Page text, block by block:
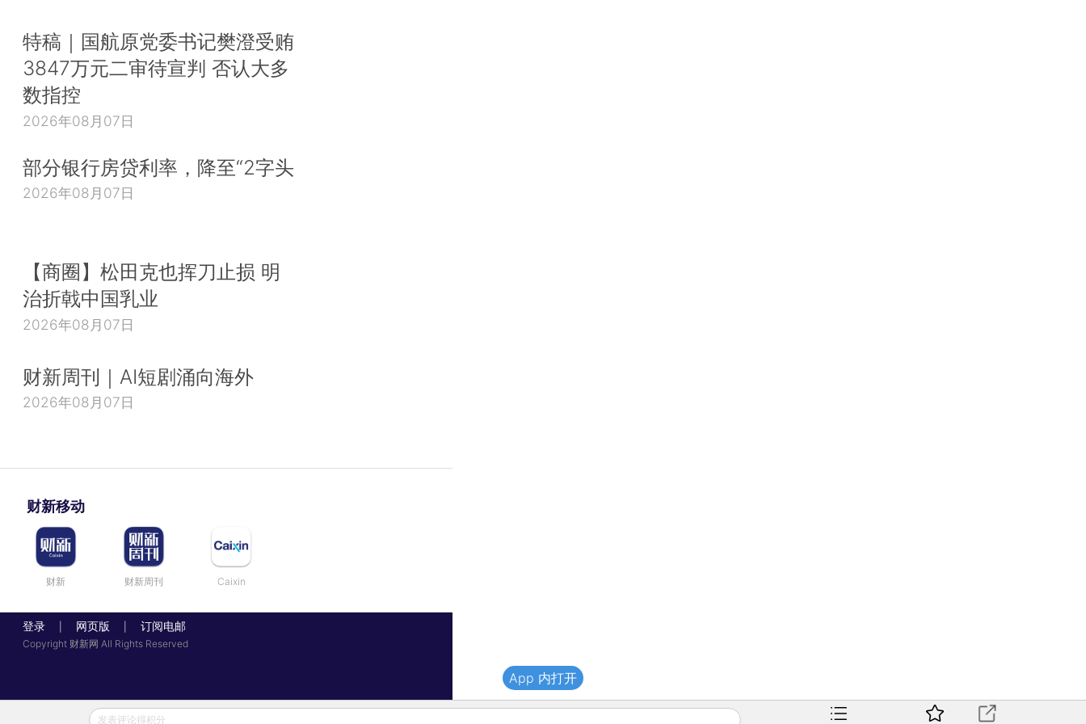
特稿｜国航原党委书记樊澄受贿
3847万元二审待宣判 否认大多
数指控
2026年08月07日
部分银行房贷利率，降至“2字头
2026年08月07日
【商圈】松田克也挥刀止损 明
治折戟中国乳业
2026年08月07日
财新周刊｜AI短剧涌向海外
2026年08月07日
财新移动
财新 财新周刊 Caixin
登录 网页版 订阅电邮
Copyright 财新网 All Rights Reserved
发表评论得积分
App 内打开